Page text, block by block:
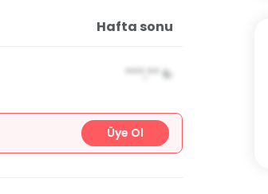
Hafta sonu
***,** ₺
Üye Ol